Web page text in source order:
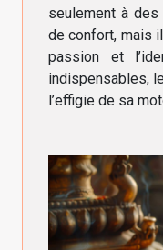
seulement à
de confort, mais
passion et
indispensables,
l’effigie de sa